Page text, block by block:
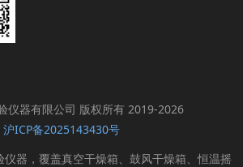
仪器有限公司 版权所有 2019-2026
沪ICP备2025143430号
器，覆盖真空干燥箱、鼓风干燥箱、恒温摇